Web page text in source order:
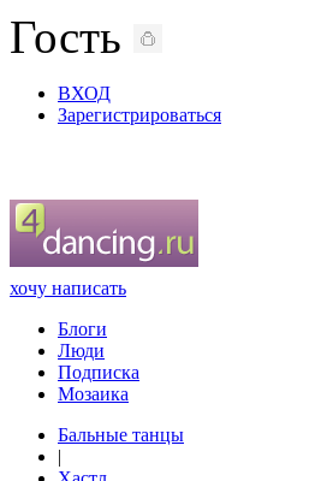
Гость
ВХОД
Зарегистрироваться
хочу написать
Блоги
Люди
Подписка
Мозаика
Бальные танцы
|